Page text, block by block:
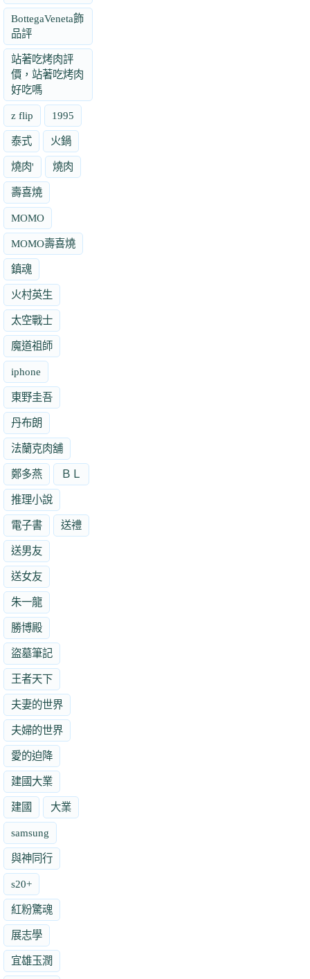
BottegaVeneta飾
品評
站著吃烤肉評
價，站著吃烤肉
好吃嗎
z flip 1995
泰式 火鍋
燒肉' 燒肉
壽喜燒
MOMO
MOMO壽喜燒
鎮魂
火村英生
太空戰士
魔道祖師
iphone
東野圭吾
丹布朗
法蘭克肉舖
鄭多燕 ＢＬ
推理小說
電子書 送禮
送男友
送女友
朱一龍
勝博殿
盜墓筆記
王者天下
夫妻的世界
夫婦的世界
愛的迫降
建國大業
建國 大業
samsung
與神同行
s20+
紅粉驚魂
展志學
宜雄玉潤